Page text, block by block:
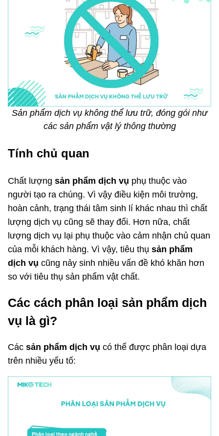
Sản phẩm dịch vụ không thể lưu trữ, đóng gói như
các sản phẩm vật lý thông thường
Tính chủ quan
Chất lượng sản phẩm dịch vụ phụ thuộc vào
người tạo ra chúng. Vì vậy điều kiện môi trường,
hoàn cảnh, trạng thái tâm sinh lí khác nhau thì chất
lượng dịch vụ cũng sẽ thay đổi. Hơn nữa, chất
lượng dịch vụ lại phụ thuộc vào cảm nhận chủ quan
của mỗi khách hàng. Vì vậy, tiêu thụ sản phẩm
dịch vụ cũng nảy sinh nhiều vấn đề khó khăn hơn
so với tiêu thụ sản phẩm vật chất.
Các cách phân loại sản phẩm dịch
vụ là gì?
Các sản phẩm dịch vụ có thể được phân loại dựa
trên nhiều yếu tố: